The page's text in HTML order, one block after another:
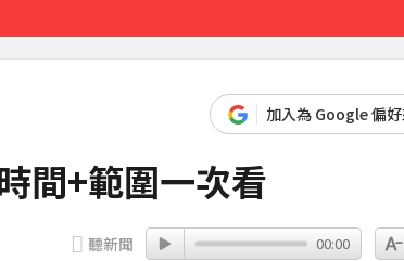
4分鐘前
加入為 Google 偏
間+範圍一次看
聽新聞 00:00